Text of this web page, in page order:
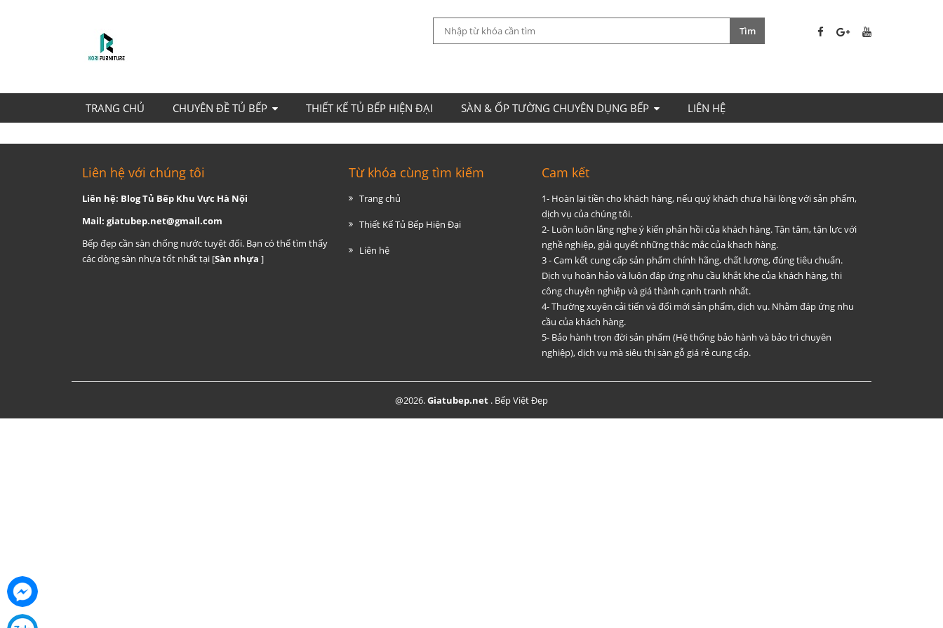
TRANG CHỦ CHUYÊN ĐỀ TỦ BẾP THIẾT KẾ TỦ BẾP HIỆN ĐẠI SÀN & ỐP TƯỜNG CHUYÊN DỤNG BẾP LIÊN HỆ
Liên hệ với chúng tôi
Liên hệ: Blog Tủ Bếp Khu Vực Hà Nội
Mail: giatubep.net@gmail.com
Bếp đẹp cần sàn chống nước tuyệt đối. Bạn có thể tìm thấy
các dòng sàn nhựa tốt nhất tại [Sàn nhựa ]
Từ khóa cùng tìm kiếm
Trang chủ
Thiết Kế Tủ Bếp Hiện Đại
Liên hệ
Cam kết
1- Hoàn lại tiền cho khách hàng, nếu quý khách chưa hài lòng với sản phẩm,
dịch vụ của chúng tôi.
2- Luôn luôn lắng nghe ý kiến phản hồi của khách hàng. Tận tâm, tận lực với
nghề nghiệp, giải quyết những thắc mắc của khach hàng.
3 - Cam kết cung cấp sản phẩm chính hãng, chất lượng, đúng tiêu chuẩn.
Dịch vụ hoàn hảo và luôn đáp ứng nhu cầu khắt khe của khách hàng, thi
công chuyên nghiệp và giá thành cạnh tranh nhất.
4- Thường xuyên cải tiến và đổi mới sản phẩm, dịch vụ. Nhằm đáp ứng nhu
cầu của khách hàng.
5- Bảo hành trọn đời sản phẩm (Hệ thống bảo hành và bảo trì chuyên
nghiệp), dịch vụ mà siêu thị sàn gỗ giá rẻ cung cấp.
@2026.Giatubep.net . Bếp Việt Đẹp